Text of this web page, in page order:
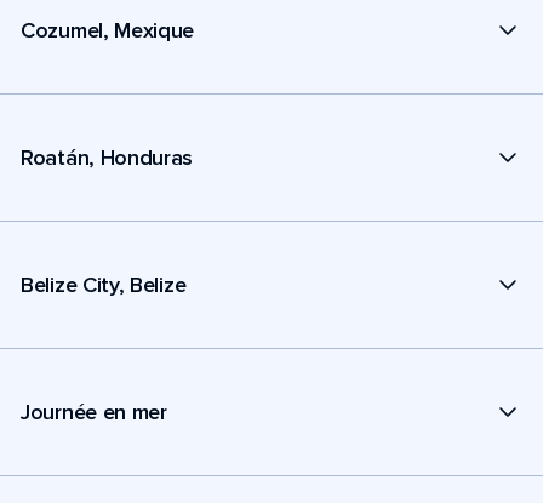
Cozumel, Mexique
Roatán, Honduras
Belize City, Belize
Journée en mer